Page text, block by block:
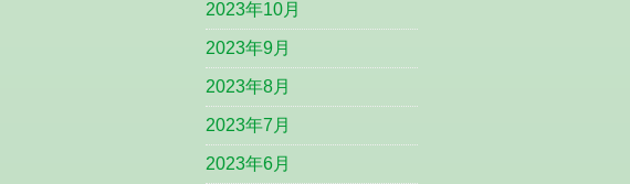
2023年10月
2023年9月
2023年8月
2023年7月
2023年6月